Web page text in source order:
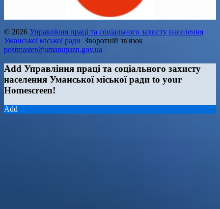
© 2026 Управління праці та соціального захисту населення
Уманської міської ради Зворотній зв'язок
postmaster@umanupszn.gov.ua
Add Управління праці та соціального захисту
населення Уманської міської ради to your
Homescreen!
Add